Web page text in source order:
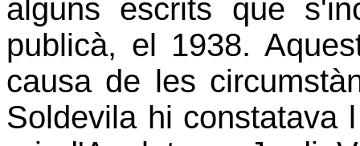
alguns escrits que
publicà, el 1938.
causa de les
Soldevila hi constatava